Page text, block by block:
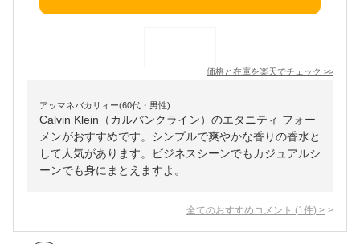
価格と在庫を楽天でチェック >>
アッマネバカリィー(60代・男性)
Calvin Klein（カルバンクライン）のエタニティ フォー
メンがおすすめです。シンプルで爽やかな香りの香水と
して人気があります。ビジネスシーンでもカジュアルシ
ーンでも身にまとえますよ。
全てのおすすめコメント (1 件) >